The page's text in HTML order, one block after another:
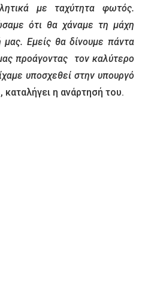
με ταχύτητα φωτός.
ότι θα χάναμε τη μάχη
Εμείς θα δίνουμε πάντα
προάγοντας τον καλύτερο
υποσχεθεί στην υπουργό
, καταλήγει η ανάρτησή του.